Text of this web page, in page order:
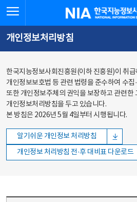
바로가기
바로가기
한국지능정보사회진흥원
개인정보처리방침
한국지능정보사회진흥원(이하 진흥원)이 취
개인정보보호법 등 관련 법령을 준수하여 수집
또한 개인정보주체의 권익을 보장하고 관련한
개인정보처리방침을 두고 있습니다.
본 방침은 2026년 5월 4일부터 시행됩니다.
알기쉬운 개인정보 처리방침
개인정보 처리방침 전·후 대비표 다운로드